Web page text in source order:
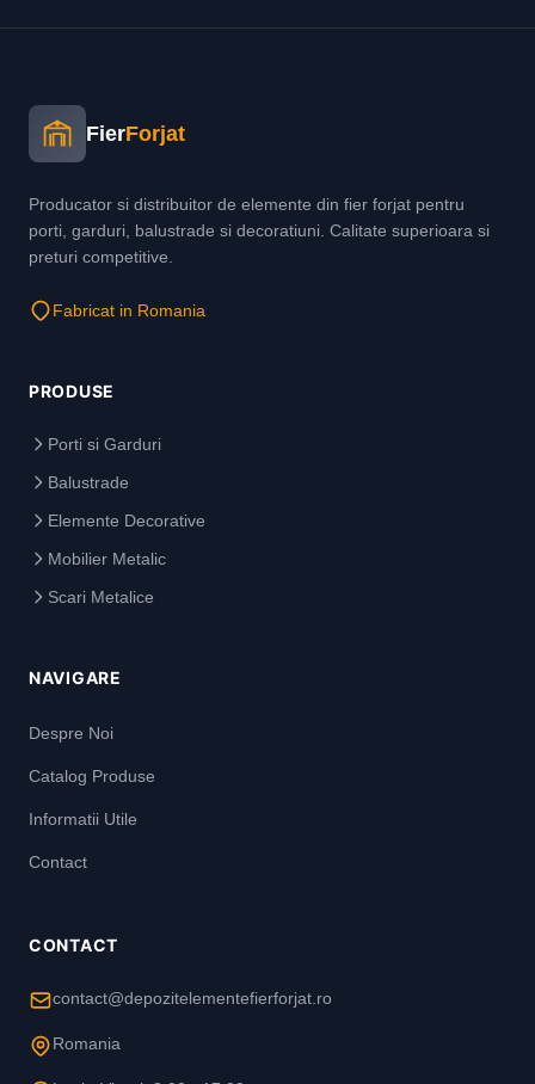
FierForjat
Producator si distribuitor de elemente din fier forjat pentru
porti, garduri, balustrade si decoratiuni. Calitate superioara si
preturi competitive.
Fabricat in Romania
PRODUSE
Porti si Garduri
Balustrade
Elemente Decorative
Mobilier Metalic
Scari Metalice
NAVIGARE
Despre Noi
Catalog Produse
Informatii Utile
Contact
CONTACT
contact@depozitelementefierforjat.ro
Romania